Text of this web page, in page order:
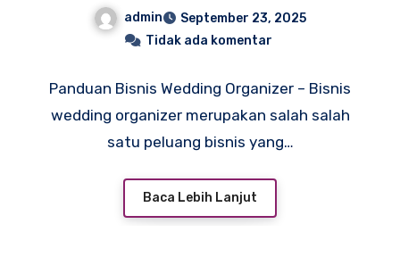
admin
September 23, 2025
Tidak ada komentar
Panduan Bisnis Wedding Organizer – Bisnis
wedding organizer merupakan salah salah
satu peluang bisnis yang…
Baca Lebih Lanjut